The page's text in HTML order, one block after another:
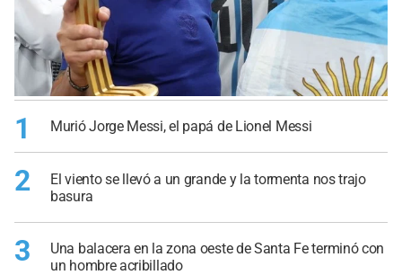
1 Murió Jorge Messi, el papá de Lionel Messi
2
El viento se llevó a un grande y la tormenta nos trajo
basura
3
Una balacera en la zona oeste de Santa Fe terminó con
un hombre acribillado